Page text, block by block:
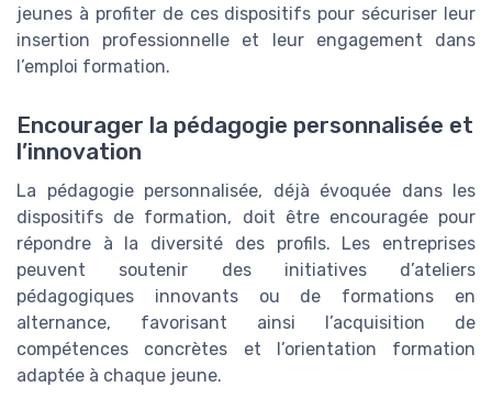
jeunes à profiter de ces dispositifs pour sécuriser leur
insertion professionnelle et leur engagement dans
l’emploi formation.
Encourager la pédagogie personnalisée et
l’innovation
La pédagogie personnalisée, déjà évoquée dans les
dispositifs de formation, doit être encouragée pour
répondre à la diversité des profils. Les entreprises
peuvent soutenir des initiatives d’ateliers
pédagogiques innovants ou de formations en
alternance, favorisant ainsi l’acquisition de
compétences concrètes et l’orientation formation
adaptée à chaque jeune.